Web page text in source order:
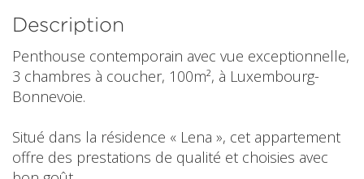
Description
Penthouse contemporain avec vue exceptionnelle,
3 chambres à coucher, 100m², à Luxembourg-
Bonnevoie.
Situé dans la résidence « Lena », cet appartement
offre des prestations de qualité et choisies avec